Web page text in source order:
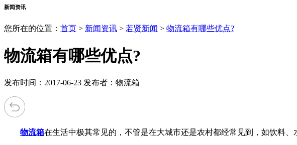
新闻资讯
您所在的位置： 首页 > 新闻资讯 > 若贤新闻 > 物流箱有哪些优点?
物流箱有哪些优点?
发布时间：2017-06-23 发布者：物流箱
物流箱在生活中极其常见的，不管是在大城市还是农村都经常见到，如饮料